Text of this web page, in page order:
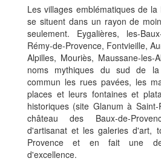
Les villages emblématiques de
se situent dans un rayon de
seulement. Eygalières, les-
Rémy-de-Provence, Fontvieille,
Alpilles, Mouriès, Maussane-les-
noms mythiques du sud de
commun les rues pavées, les
places et leurs fontaines et
historiques (site Glanum à
château des Baux-de-
d'artisanat et les galeries d'art,
Provence et en fait une
d'excellence.